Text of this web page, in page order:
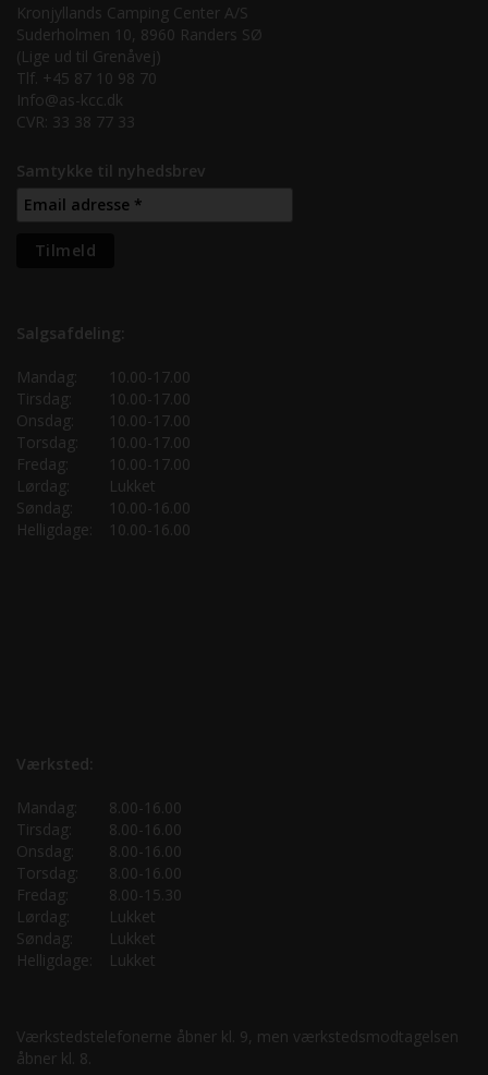
Kronjyllands Camping Center A/S
Suderholmen 10, 8960 Randers SØ
(Lige ud til Grenåvej)
Tlf. +45 87 10 98 70
Info@as-kcc.dk
CVR: 33 38 77 33
Samtykke til nyhedsbrev
Salgsafdeling:
Mandag:
10.00-17.00
Tirsdag:
10.00-17.00
Onsdag:
10.00-17.00
Torsdag:
10.00-17.00
Fredag:
10.00-17.00
Lørdag:
Lukket
Søndag:
10.00-16.00
Helligdage:
10.00-16.00
Værksted:
Mandag:
8.00-16.00
Tirsdag:
8.00-16.00
Onsdag:
8.00-16.00
Torsdag:
8.00-16.00
Fredag:
8.00-15.30
Lørdag:
Lukket
Søndag:
Lukket
Helligdage:
Lukket
Værkstedstelefonerne åbner kl. 9, men værkstedsmodtagelsen
åbner kl. 8.